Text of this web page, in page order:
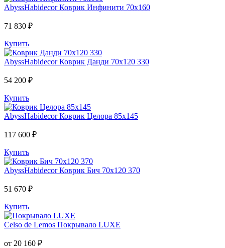
AbyssHabidecor Коврик Инфинити 70х160
71 830 ₽
Купить
AbyssHabidecor Коврик Данди 70х120 330
54 200 ₽
Купить
AbyssHabidecor Коврик Целора 85х145
117 600 ₽
Купить
AbyssHabidecor Коврик Бич 70х120 370
51 670 ₽
Купить
Celso de Lemos Покрывало LUXE
от 20 160 ₽